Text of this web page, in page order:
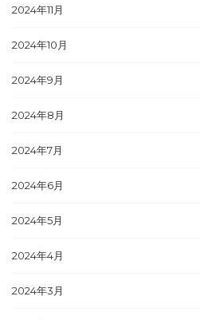
2024年11月
2024年10月
2024年9月
2024年8月
2024年7月
2024年6月
2024年5月
2024年4月
2024年3月